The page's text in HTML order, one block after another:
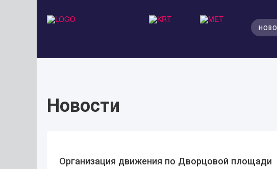
Новости
Организация движения по Дворцовой площади